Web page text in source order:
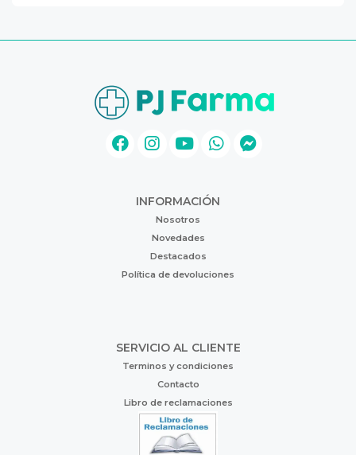
INFORMACIÓN
Nosotros
Novedades
Destacados
Política de devoluciones
SERVICIO AL CLIENTE
Terminos y condiciones
Contacto
Libro de reclamaciones